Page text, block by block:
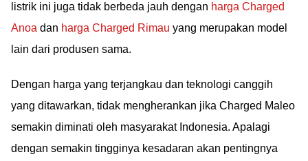
listrik ini juga tidak berbeda jauh dengan harga Charged
Anoa dan harga Charged Rimau yang merupakan model
lain dari produsen sama.
Dengan harga yang terjangkau dan teknologi canggih
yang ditawarkan, tidak mengherankan jika Charged Maleo
semakin diminati oleh masyarakat Indonesia. Apalagi
dengan semakin tingginya kesadaran akan pentingnya